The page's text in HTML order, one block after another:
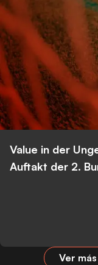
Value in der
Auftakt der 2.
Ver